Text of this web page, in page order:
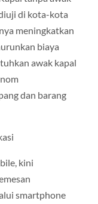
di kota-kota
meningkatkan
biaya
awak kapal
dan barang
kini
smartphone